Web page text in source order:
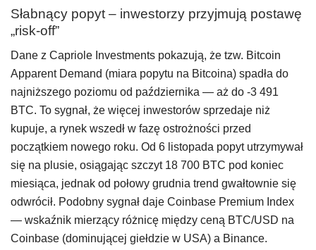
Słabnący popyt – inwestorzy przyjmują postawę
„risk-off”
Dane z Capriole Investments pokazują, że tzw. Bitcoin
Apparent Demand (miara popytu na Bitcoina) spadła do
najniższego poziomu od października — aż do -3 491
BTC. To sygnał, że więcej inwestorów sprzedaje niż
kupuje, a rynek wszedł w fazę ostrożności przed
początkiem nowego roku. Od 6 listopada popyt utrzymywał
się na plusie, osiągając szczyt 18 700 BTC pod koniec
miesiąca, jednak od połowy grudnia trend gwałtownie się
odwrócił. Podobny sygnał daje Coinbase Premium Index
— wskaźnik mierzący różnicę między ceną BTC/USD na
Coinbase (dominującej giełdzie w USA) a Binance.